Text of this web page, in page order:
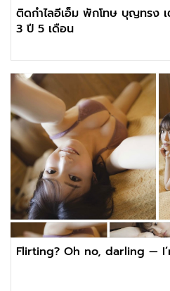
ติดกำไลอีเอ็ม พักโทษ บุญทรง
3 ปี 5 เดือน
Flirting? Oh no, darling —